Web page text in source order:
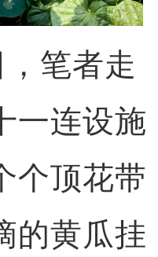
笔者走
一连设施
个顶花带
的黄瓜挂